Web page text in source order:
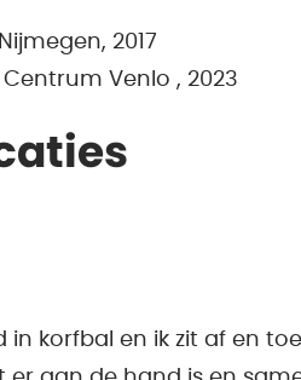
2017
Venlo , 2023
korfbal en ik zit af en